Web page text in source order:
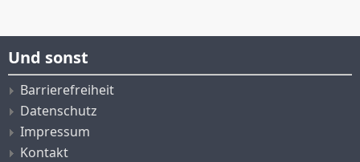
Und sonst
Barrierefreiheit
Datenschutz
Impressum
Kontakt